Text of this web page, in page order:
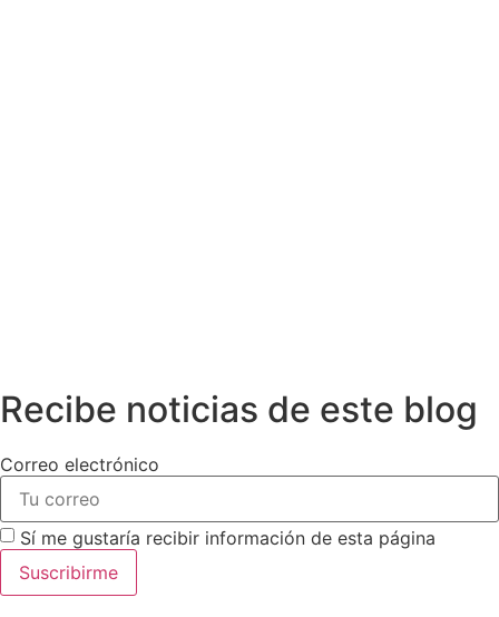
Recibe noticias de este blog
Correo electrónico
Sí me gustaría recibir información de esta página
Suscribirme